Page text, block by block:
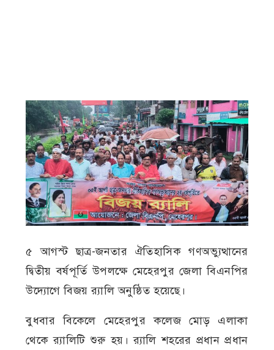
৫ আগস্ট ছাত্র-জনতার ঐতিহাসিক গণঅভ্যুত্থানের
দ্বিতীয় বর্ষপূর্তি উপলক্ষে মেহেরপুর জেলা বিএনপির
উদ্যোগে বিজয় র‍্যালি অনুষ্ঠিত হয়েছে।
বুধবার বিকেলে মেহেরপুর কলেজ মোড় এলাকা
থেকে র‍্যালিটি শুরু হয়। র‍্যালি শহরের প্রধান প্রধান